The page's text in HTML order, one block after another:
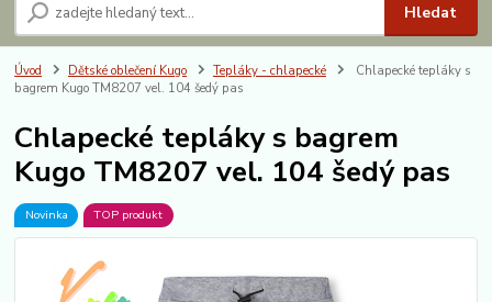
Hledat
Úvod Dětské oblečení Kugo Tepláky - chlapecké
Chlapecké tepláky s
bagrem Kugo TM8207 vel. 104 šedý pas
Chlapecké tepláky s bagrem
Kugo TM8207 vel. 104 šedý pas
Novinka TOP produkt